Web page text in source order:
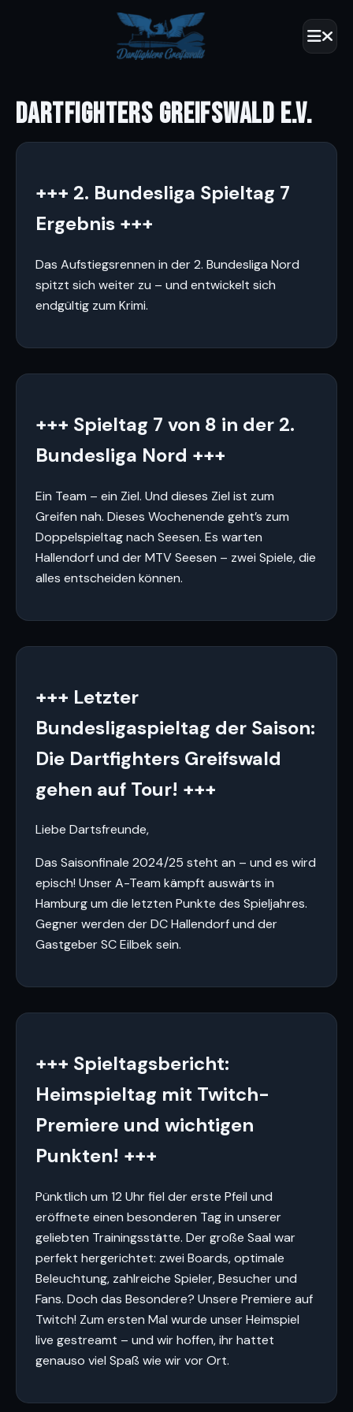
DARTFIGHTERS GREIFSWALD E.V.
+++ 2. Bundesliga Spieltag 7
Ergebnis +++
Das Aufstiegsrennen in der 2. Bundesliga Nord
spitzt sich weiter zu – und entwickelt sich
endgültig zum Krimi.
+++ Spieltag 7 von 8 in der 2.
Bundesliga Nord +++
Ein Team – ein Ziel. Und dieses Ziel ist zum
Greifen nah. Dieses Wochenende geht’s zum
Doppelspieltag nach Seesen. Es warten
Hallendorf und der MTV Seesen – zwei Spiele, die
alles entscheiden können.
+++ Letzter
Bundesligaspieltag der Saison:
Die Dartfighters Greifswald
gehen auf Tour! +++
Liebe Dartsfreunde,
Das Saisonfinale 2024/25 steht an – und es wird
episch! Unser A-Team kämpft auswärts in
Hamburg um die letzten Punkte des Spieljahres.
Gegner werden der DC Hallendorf und der
Gastgeber SC Eilbek sein.
+++ Spieltagsbericht:
Heimspieltag mit Twitch-
Premiere und wichtigen
Punkten! +++
Pünktlich um 12 Uhr fiel der erste Pfeil und
eröffnete einen besonderen Tag in unserer
geliebten Trainingsstätte. Der große Saal war
perfekt hergerichtet: zwei Boards, optimale
Beleuchtung, zahlreiche Spieler, Besucher und
Fans. Doch das Besondere? Unsere Premiere auf
Twitch! Zum ersten Mal wurde unser Heimspiel
live gestreamt – und wir hoffen, ihr hattet
genauso viel Spaß wie wir vor Ort.